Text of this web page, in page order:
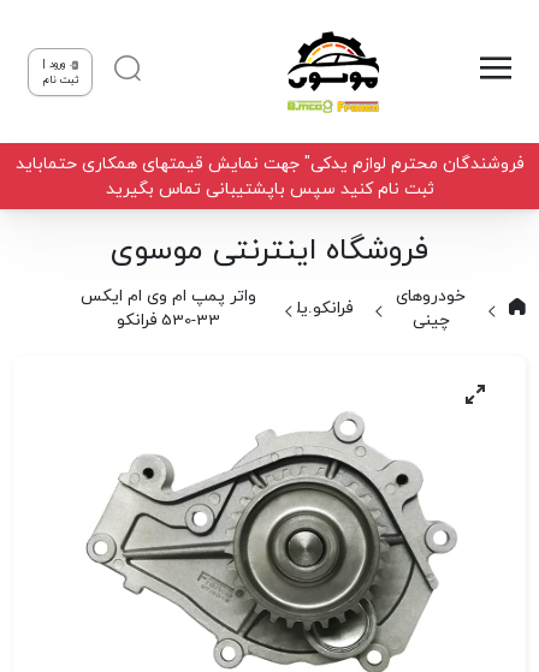
ورود |
ثبت نام
فروشندگان محترم لوازم یدکی" جهت نمایش قیمتهای همکاری حتماباید
ثبت نام کنید سپس باپشتیبانی تماس بگیرید
فروشگاه اینترنتی موسوی
خودروهای
چینی
فرانکو.یلکن
واتر پمپ ام وی ام ایکس
33-530 فرانکو